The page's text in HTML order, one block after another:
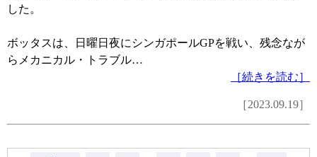
した。
ボッタスは、日曜日夜にシンガポールGPを戦い、残念なが
らメカニカル・トラブル…
［続きを読む］
［2023.09.19］